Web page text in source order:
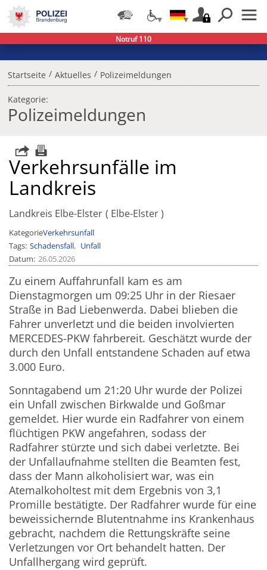
Startseite / Aktuelles / Polizeimeldungen
Kategorie:
Polizeimeldungen
Verkehrsunfälle im
Landkreis
Landkreis Elbe-Elster Elbe-Elster
KategorieVerkehrsunfall
Tags Schadensfall
Unfall
Datum 26.05.2026
Zu einem Auffahrunfall kam es am
Dienstagmorgen um 09:25 Uhr in der Riesaer
Straße in Bad Liebenwerda. Dabei blieben die
Fahrer unverletzt und die beiden involvierten
MERCEDES-PKW fahrbereit. Geschätzt wurde der
durch den Unfall entstandene Schaden auf etwa
3.000 Euro.
Sonntagabend um 21:20 Uhr wurde der Polizei
ein Unfall zwischen Birkwalde und Goßmar
gemeldet. Hier wurde ein Radfahrer von einem
flüchtigen PKW angefahren, sodass der
Radfahrer stürzte und sich dabei verletzte. Bei
der Unfallaufnahme stellten die Beamten fest,
dass der Mann alkoholisiert war, was ein
Atemalkoholtest mit dem Ergebnis von 3,1
Promille bestätigte. Der Radfahrer wurde für eine
beweissichernde Blutentnahme ins Krankenhaus
gebracht, nachdem die Rettungskräfte seine
Verletzungen vor Ort behandelt hatten. Der
Unfallhergang wird geprüft.
Notruf 110